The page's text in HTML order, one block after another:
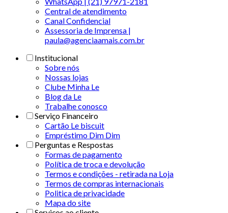
Central de atendimento
Canal Confidencial
Assessoria de Imprensa |
paula@agenciaamais.com.br
Institucional
Sobre nós
Nossas lojas
Clube Minha Le
Blog da Le
Trabalhe conosco
Serviço Financeiro
Cartão Le biscuit
Empréstimo Dim Dim
Perguntas e Respostas
Formas de pagamento
Política de troca e devolução
Termos e condições - retirada na Loja
Termos de compras internacionais
Politica de privacidade
Mapa do site